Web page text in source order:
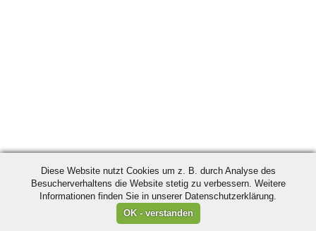
Diese Website nutzt Cookies um z. B. durch Analyse des
Besucherverhaltens die Website stetig zu verbessern. Weitere
Informationen finden Sie in unserer Datenschutzerklärung.